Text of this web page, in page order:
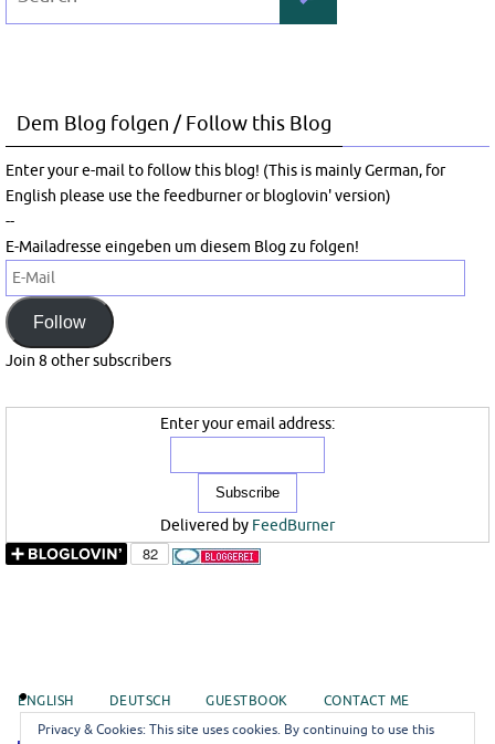
Dem Blog folgen / Follow this Blog
Enter your e-mail to follow this blog! (This is mainly German, for
English please use the feedburner or bloglovin' version)
--
E-Mailadresse eingeben um diesem Blog zu folgen!
E-
Mail
Follow
Join 8 other subscribers
Enter your email address:
Delivered by FeedBurner
ENGLISH DEUTSCH GUESTBOOK CONTACT ME
Privacy & Cookies: This site uses cookies. By continuing to use this